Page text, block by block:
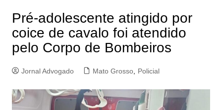
Pré-adolescente atingido por
coice de cavalo foi atendido
pelo Corpo de Bombeiros
Jornal Advogado Mato Grosso, Policial